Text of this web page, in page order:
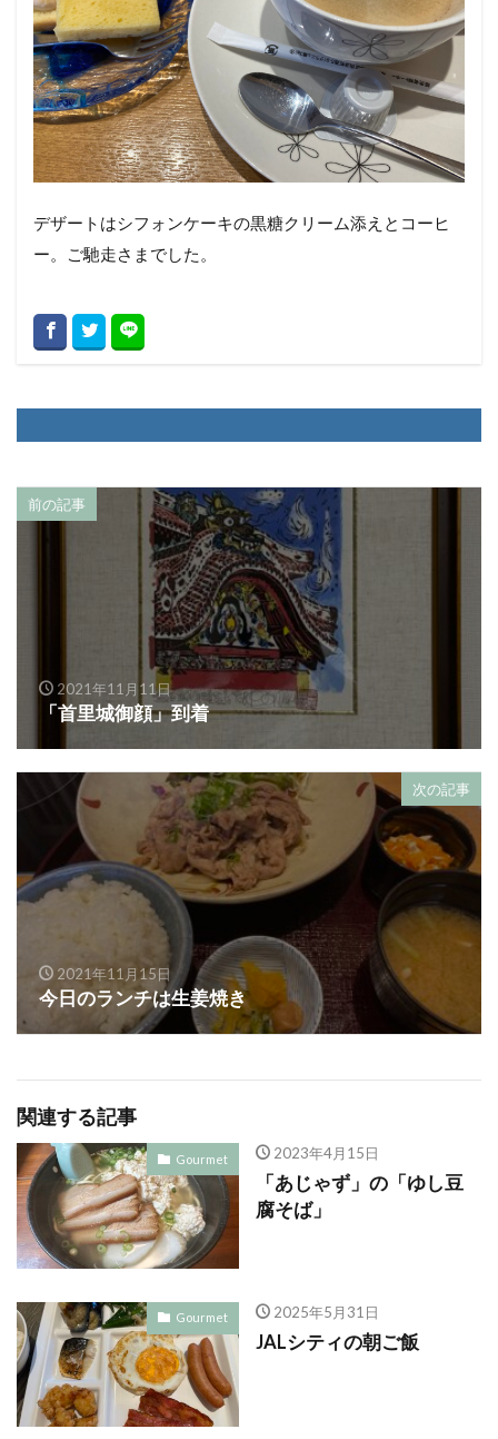
デザートはシフォンケーキの黒糖クリーム添えとコーヒ
ー。ご馳走さまでした。
前の記事
2021年11月11日
「首里城御顔」到着
次の記事
2021年11月15日
今日のランチは生姜焼き
関連する記事
Gourmet 2023年4月15日
「あじゃず」の「ゆし豆
腐そば」
Gourmet 2025年5月31日
JALシティの朝ご飯